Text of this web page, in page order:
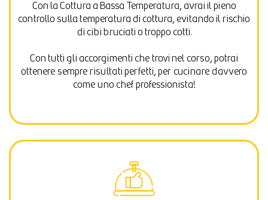
Con la Cottura a Bassa Temperatura, avrai il pieno
controllo sulla temperatura di cottura, evitando il rischio
di cibi bruciati o troppo cotti.
Con tutti gli accorgimenti che trovi nel corso, potrai
ottenere sempre risultati perfetti, per cucinare davvero
come uno chef professionista!